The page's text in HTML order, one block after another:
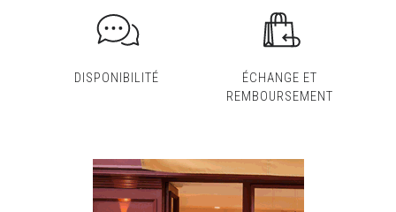
DISPONIBILITÉ
ÉCHANGE ET
REMBOURSEMENT